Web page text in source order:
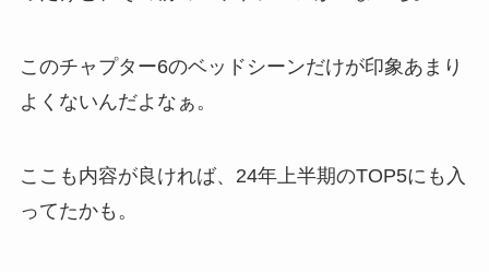
このチャプター6のベッドシーンだけが印象あまり
よくないんだよなぁ。
ここも内容が良ければ、24年上半期のTOP5にも入
ってたかも。